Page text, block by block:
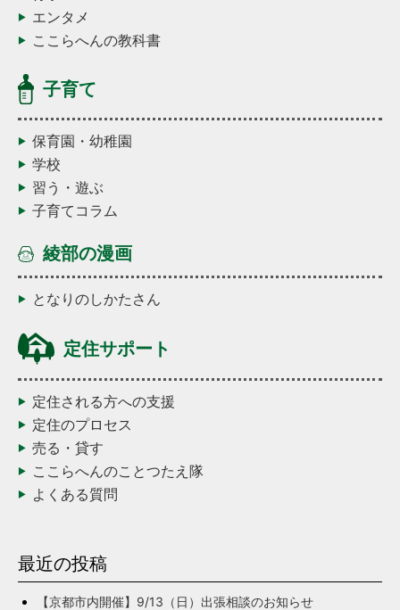
エンタメ
ここらへんの教科書
子育て
保育園・幼稚園
学校
習う・遊ぶ
子育てコラム
綾部の漫画
となりのしかたさん
定住サポート
定住される方への支援
定住のプロセス
売る・貸す
ここらへんのことつたえ隊
よくある質問
最近の投稿
【京都市内開催】9/13（日）出張相談のお知らせ